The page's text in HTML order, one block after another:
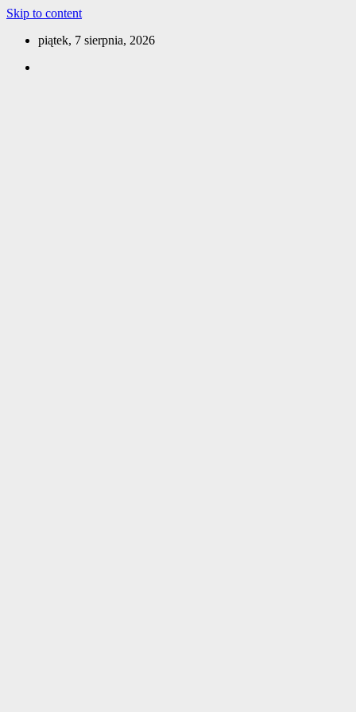
Skip to content
piątek, 7 sierpnia, 2026